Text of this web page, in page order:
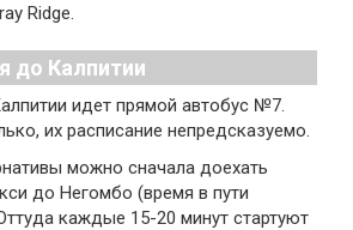
Ridge.
до Калпитии
идет прямой автобус №7.
их расписание непредсказуемо.
можно сначала доехать
до Негомбо (время в пути
каждые 15-20 минут стартуют